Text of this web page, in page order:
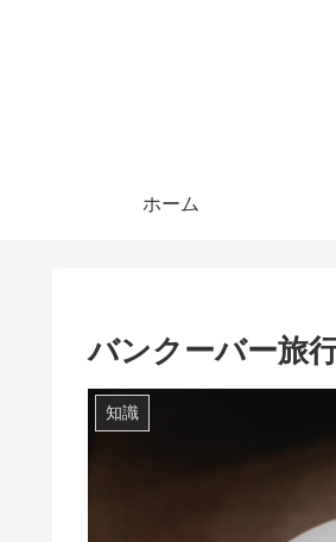
ホーム
バンクーバー旅
知識